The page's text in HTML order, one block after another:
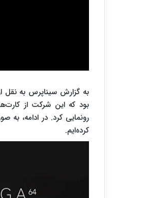
به گزارش سیناپرس به
بود که این شرکت از
کرده‌ایم.